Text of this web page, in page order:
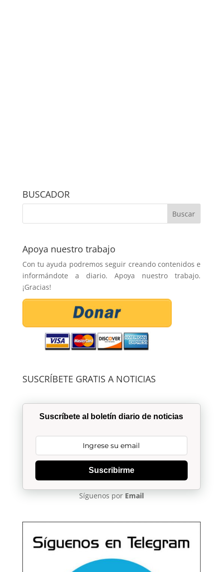
BUSCADOR
Apoya nuestro trabajo
Con tu ayuda podremos seguir creando contenidos e
informándote a diario. Apoya nuestro trabajo.
¡Gracias!
SUSCRÍBETE GRATIS A NOTICIAS
Suscríbete al boletín diario de noticias
Suscribirme
Síguenos por Email